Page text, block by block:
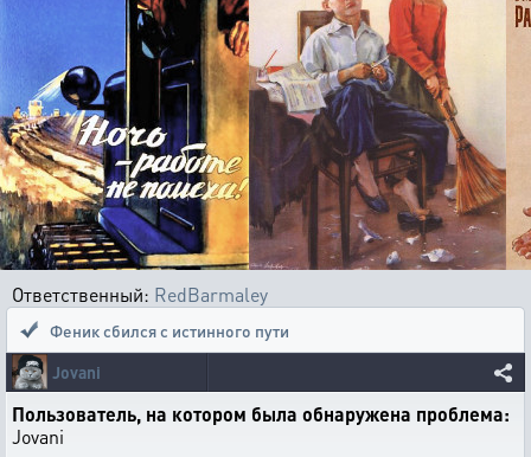
Ответственный: RedBarmaley
Феник сбился с истинного пути
Jovani
Пользователь, на котором была обнаружена проблема:
Jovani